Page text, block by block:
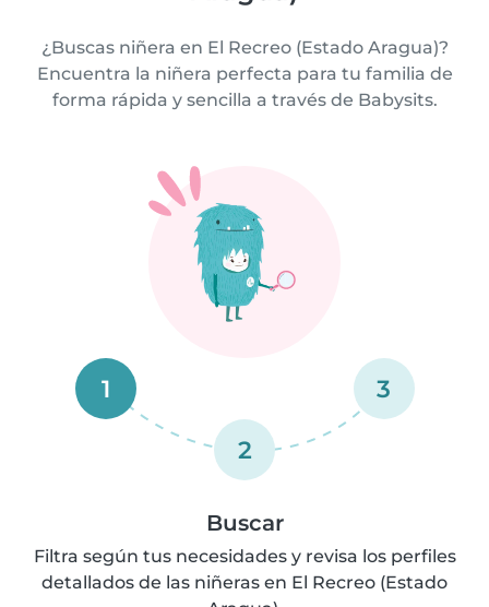
¿Buscas niñera en El Recreo (Estado Aragua)?
Encuentra la niñera perfecta para tu familia de
forma rápida y sencilla a través de Babysits.
1
2
3
Buscar
Filtra según tus necesidades y revisa los perfiles
detallados de las niñeras en El Recreo (Estado